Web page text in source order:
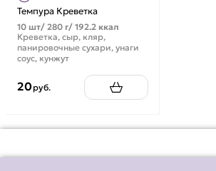
Темпура Креветка
10 шт/ 280 г/ 192.2 ккал
Креветка, сыр, кляр,
панировочные сухари, унаги
соус, кунжут
20руб.